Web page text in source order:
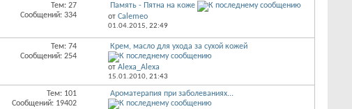
Тем: 27
Сообщений: 334
Память - Пятна на коже
от Calemeo
01.04.2015, 22:49
Тем: 74
Сообщений: 254
Крем, масло для ухода за сухой кожей
от Alexa_Alexa
15.01.2010, 21:43
Тем: 101
Сообщений: 19402
Ароматерапия при заболеваниях...